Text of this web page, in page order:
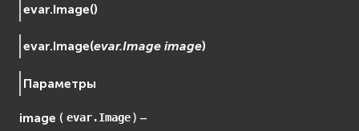
osgDB
osgParticle
osgUtil
evar.Image()
evar.Image(evar.Image image)
Параметры
image ( evar.Image ) –